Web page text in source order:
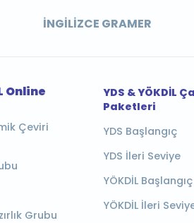
İNGILIZCE GRAMER
Online
Çeviri
Grubu
YDS & YÖKDİL
Paketleri
YDS Başlangıç
YDS İleri Seviye
YÖKDİL Başlangıç
YÖKDİL İleri